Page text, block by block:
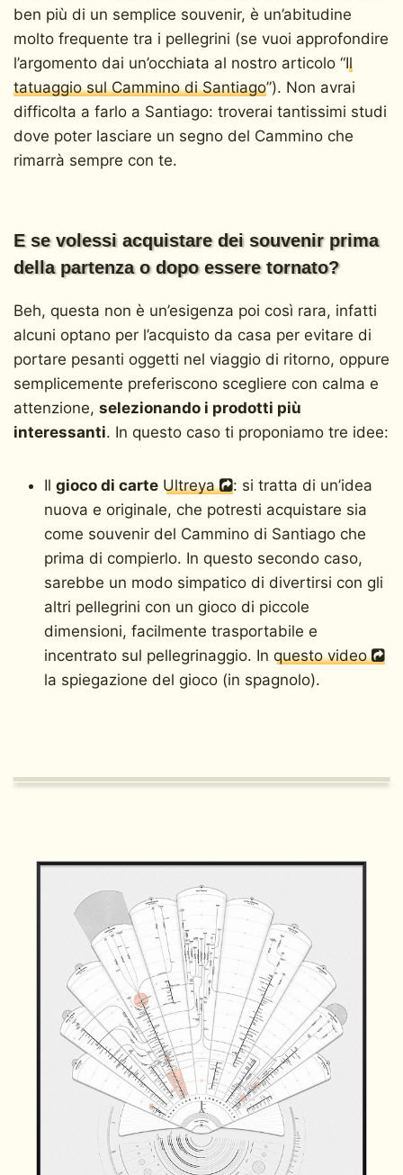
ben più di un semplice souvenir, è un’abitudine
molto frequente tra i pellegrini (se vuoi approfondire
l’argomento dai un’occhiata al nostro articolo “Il
tatuaggio sul Cammino di Santiago”). Non avrai
difficolta a farlo a Santiago: troverai tantissimi studi
dove poter lasciare un segno del Cammino che
rimarrà sempre con te.
E se volessi acquistare dei souvenir prima
della partenza o dopo essere tornato?
Beh, questa non è un’esigenza poi così rara, infatti
alcuni optano per l’acquisto da casa per evitare di
portare pesanti oggetti nel viaggio di ritorno, oppure
semplicemente preferiscono scegliere con calma e
attenzione, selezionando i prodotti più
interessanti. In questo caso ti proponiamo tre idee:
Il gioco di carte Ultreya
: si tratta di un’idea
nuova e originale, che potresti acquistare sia
come souvenir del Cammino di Santiago che
prima di compierlo. In questo secondo caso,
sarebbe un modo simpatico di divertirsi con gli
altri pellegrini con un gioco di piccole
dimensioni, facilmente trasportabile e
incentrato sul pellegrinaggio. In questo video
la spiegazione del gioco (in spagnolo).